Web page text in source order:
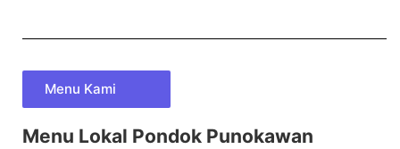
Menu Kami
Menu Lokal Pondok Punokawan